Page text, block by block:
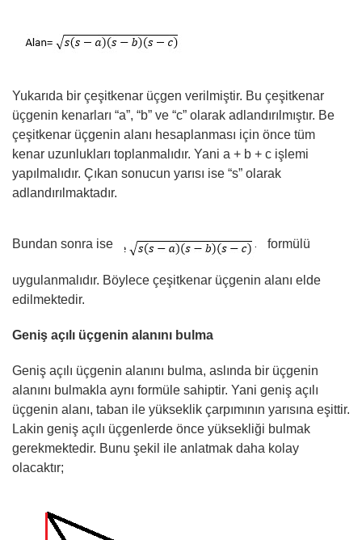
Yukarıda bir çeşitkenar üçgen verilmiştir. Bu çeşitkenar
üçgenin kenarları “a”, “b” ve “c” olarak adlandırılmıştır. Be
çeşitkenar üçgenin alanı hesaplanması için önce tüm
kenar uzunlukları toplanmalıdır. Yani a + b + c işlemi
yapılmalıdır. Çıkan sonucun yarısı ise “s” olarak
adlandırılmaktadır.
Bundan sonra ise formülü
uygulanmalıdır. Böylece çeşitkenar üçgenin alanı elde
edilmektedir.
Geniş açılı üçgenin alanını bulma
Geniş açılı üçgenin alanını bulma, aslında bir üçgenin
alanını bulmakla aynı formüle sahiptir. Yani geniş açılı
üçgenin alanı, taban ile yükseklik çarpımının yarısına eşittir.
Lakin geniş açılı üçgenlerde önce yüksekliği bulmak
gerekmektedir. Bunu şekil ile anlatmak daha kolay
olacaktır;